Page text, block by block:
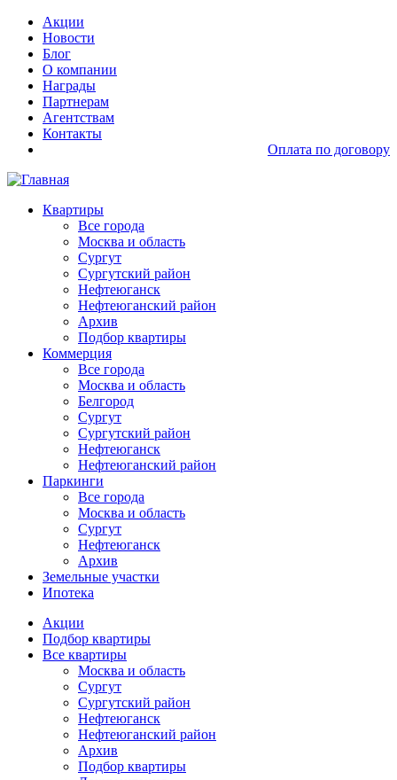
Перейти
основному
содержанию
Основная
навигация
доп
Акции
Новости
Блог
О компании
Награды
Партнерам
Агентствам
Контакты
Оплата по договору
Основная
навигация
Квартиры
Все города
Москва и область
Сургут
Сургутский район
Нефтеюганск
Нефтеюганский район
Архив
Подбор квартиры
Коммерция
Все города
Москва и область
Белгород
Сургут
Сургутский район
Нефтеюганск
Нефтеюганский район
Паркинги
Все города
Москва и область
Сургут
Нефтеюганск
Архив
Земельные участки
Ипотека
Основная
навигация
mob
Акции
Подбор квартиры
Все квартиры
Москва и область
Сургут
Сургутский район
Нефтеюганск
Нефтеюганский район
Архив
Подбор квартиры